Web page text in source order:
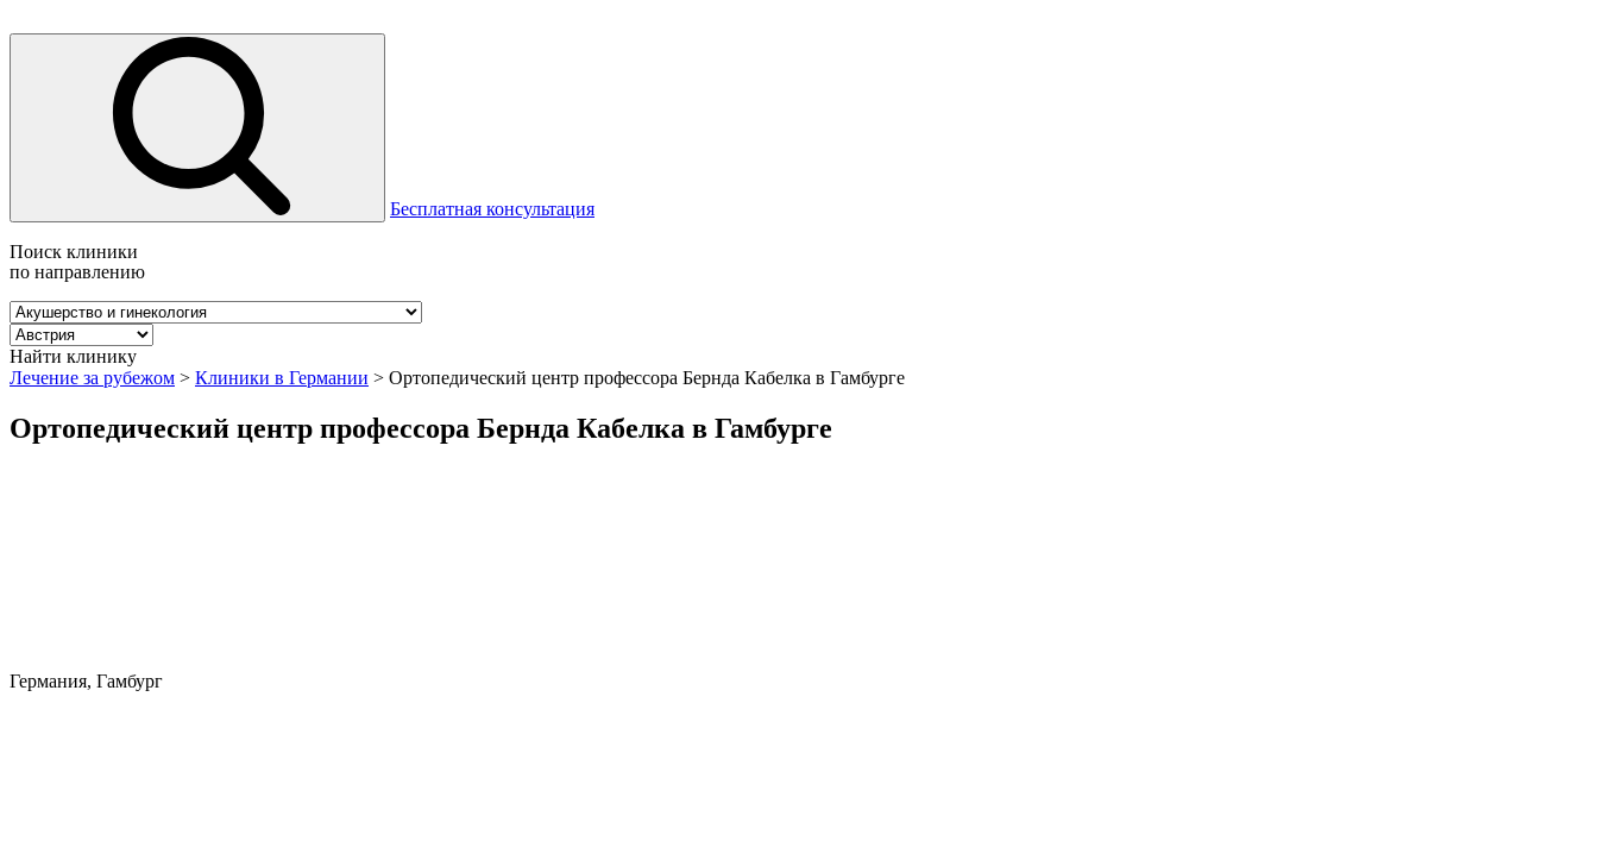
Бесплатная консультация
Поиск клиники
по направлению
Найти клинику
Лечение за рубежом > Клиники в Германии > Ортопедический центр профессора Бернда Кабелка в Гамбурге
Ортопедический центр профессора Бернда Кабелка в Гамбурге
Германия, Гамбург